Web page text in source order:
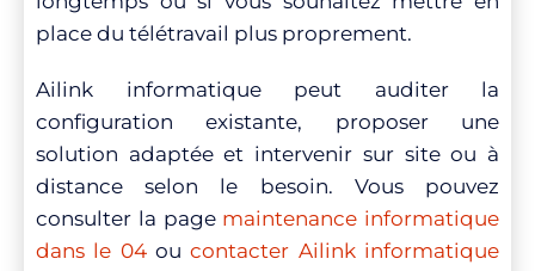
place du télétravail plus proprement.
Ailink informatique peut auditer la
configuration existante, proposer une
solution adaptée et intervenir sur site ou à
distance selon le besoin. Vous pouvez
consulter la page maintenance informatique
dans le 04oucontacter Ailink informatique